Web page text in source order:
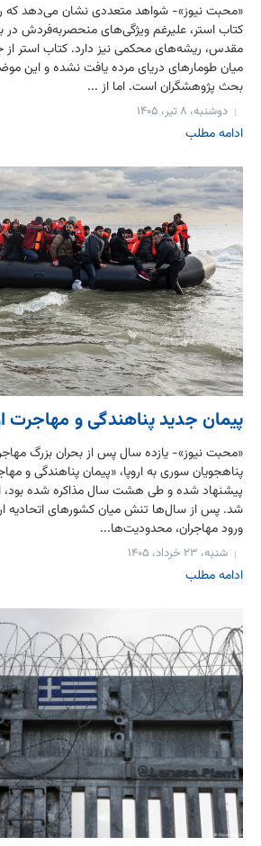
«محبت نیوز»- شواهد متعددی نشان می‌دهد که
کتاب استر، علیرغم ویژگی‌های منحصربه‌فردش در
مقدس، ریشه‌های محکمی نیز دارد. کتاب استر از
میان طومارهای دریای مرده یافت نشده و این
بحث پژوهشگران است. اما از ...
دوشنبه، ۸ تیر، ۱۴۰۵
ادامه مطلب
پیمان جدید پناهندگی و مهاجرت
«محبت نیوز»- یازده سال پس از بحران بزرگ
پناهجویان سوری به اروپا، «پیمان پناهندگی و
شد. پس از سال‌ها تنش میان کشورهای اتحادیه
ورود مهاجران، محدودیت‌ها...
شنبه، ۲۳ خرداد، ۱۴۰۵
ادامه مطلب